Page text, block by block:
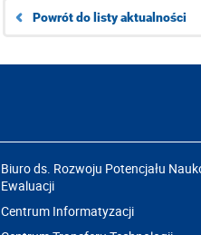
Powrót do listy aktualności
Biuro ds. Rozwoju Potencjału
Ewaluacji
Centrum Informatyzacji